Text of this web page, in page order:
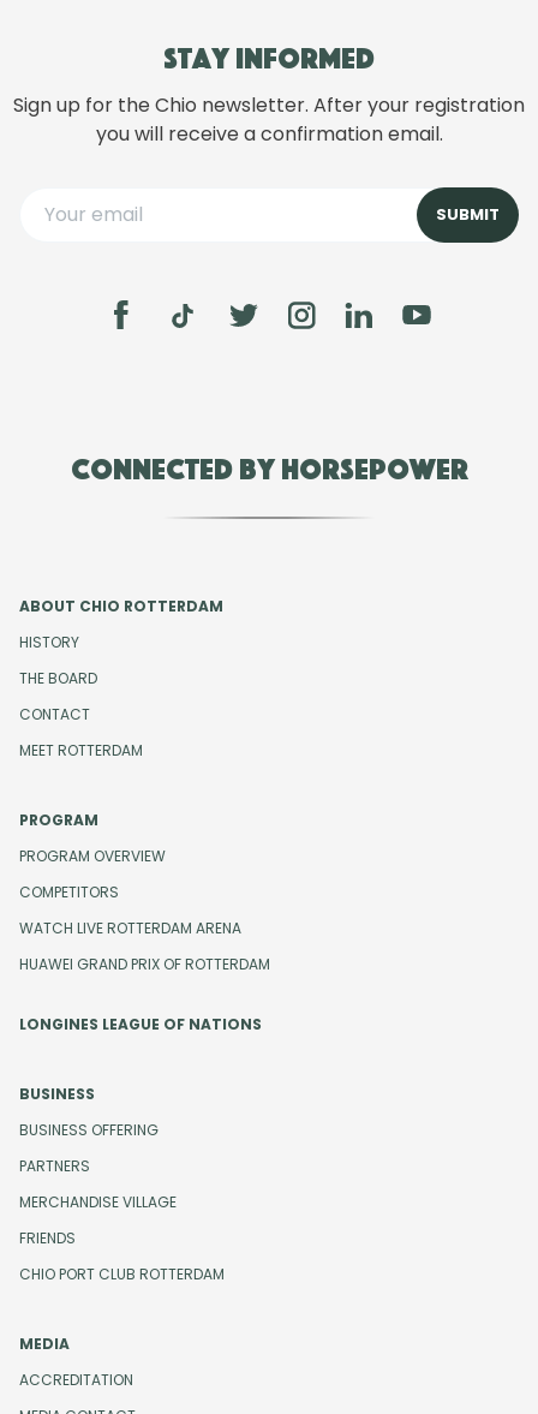
Stay informed
Sign up for the Chio newsletter. After your registration
you will receive a confirmation email.
Connected by Horsepower
ABOUT CHIO ROTTERDAM
HISTORY
THE BOARD
CONTACT
MEET ROTTERDAM
PROGRAM
PROGRAM OVERVIEW
COMPETITORS
WATCH LIVE ROTTERDAM ARENA
HUAWEI GRAND PRIX OF ROTTERDAM
LONGINES LEAGUE OF NATIONS
BUSINESS
BUSINESS OFFERING
PARTNERS
MERCHANDISE VILLAGE
FRIENDS
CHIO PORT CLUB ROTTERDAM
MEDIA
ACCREDITATION